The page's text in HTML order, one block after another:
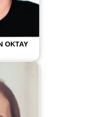
OKTAY